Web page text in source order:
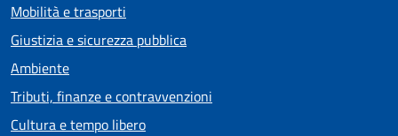
Mobilità e trasporti
Giustizia e sicurezza pubblica
Ambiente
Tributi, finanze e contravvenzioni
Cultura e tempo libero